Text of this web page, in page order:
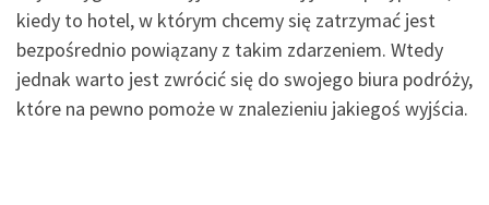
kiedy to hotel, w którym chcemy się zatrzymać jest
bezpośrednio powiązany z takim zdarzeniem. Wtedy
jednak warto jest zwrócić się do swojego biura podróży,
które na pewno pomoże w znalezieniu jakiegoś wyjścia.